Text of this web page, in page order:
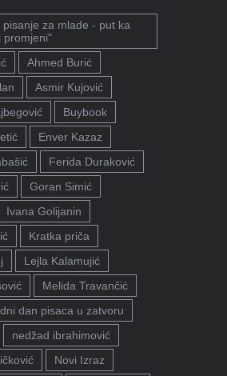
pisanje za mlade - put ka
promjeni"
Ahmed Burić
Asmir Kujović
Buybook
Enver Kazaz
Ferida Duraković
Goran Simić
Ivana Golijanin
Kratka priča
Lejla Kalamujić
Melida Travančić
dan pisaca u zatvoru
nedžad ibrahimović
Novi Izraz